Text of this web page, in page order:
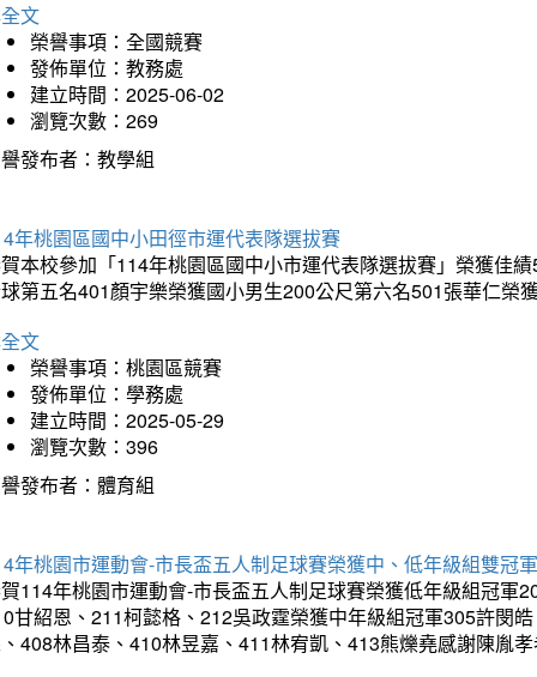
文
榮譽事項：全國競賽
發佈單位：教務處
建立時間：2025-06-02
瀏覽次數：269
發布者：教學組
年桃園區國中小田徑市運代表隊選拔賽
本校參加「114年桃園區國中小市運代表隊選拔賽」榮獲佳
第五名401顏宇樂榮獲國小男生200公尺第六名501張華仁
文
榮譽事項：桃園區競賽
發佈單位：學務處
建立時間：2025-05-29
瀏覽次數：396
發布者：體育組
年桃園市運動會-市長盃五人制足球賽榮獲中、低年級組雙冠軍
114年桃園市運動會-市長盃五人制足球賽榮獲低年級組冠
甘紹恩、211柯懿格、212吳政霆榮獲中年級組冠軍305許閔
408林昌泰、410林昱嘉、411林宥凱、413熊爍堯感謝陳胤